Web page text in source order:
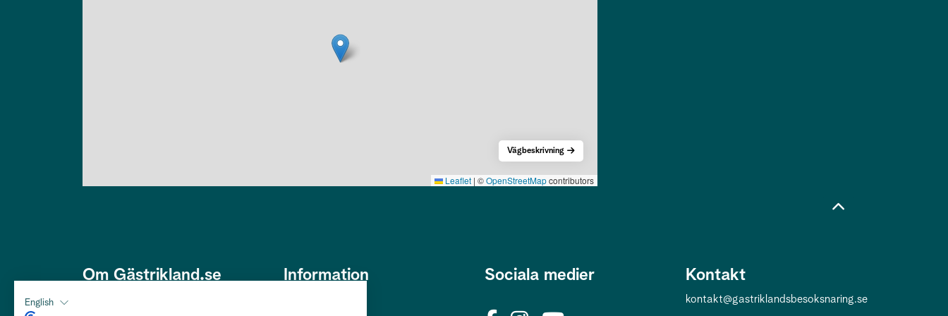
Leaflet | ©OpenStreetMapcontributors
Vägbeskrivning
Om Gästrikland.se Information Sociala medier Kontakt
kontakt@gastriklandsbesoksnaring.se
English